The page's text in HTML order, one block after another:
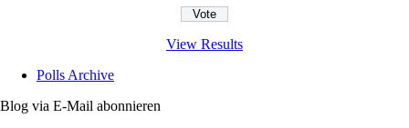
View Results
Polls Archive
Blog via E-Mail abonnieren